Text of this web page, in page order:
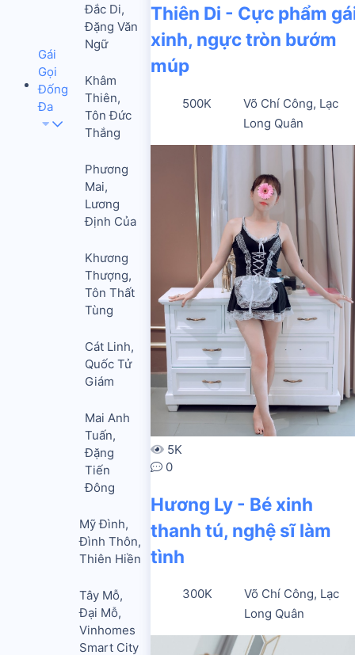
Gái
Gọi
Đống
Đa
Đắc Di,
Đặng Văn
Ngữ
Khâm
Thiên,
Tôn Đức
Thắng
Phương
Mai,
Lương
Định Của
Khương
Thượng,
Tôn Thất
Tùng
Cát Linh,
Quốc Tử
Giám
Mai Anh
Tuấn,
Đặng
Tiến
Đông
Mỹ Đình,
Đình Thôn,
Thiên Hiền
Tây Mỗ,
Đại Mỗ,
Vinhomes
Smart City
Thiên Di - Cực phẩm
xinh, ngực tròn bướm
múp
500K
Võ Chí Công, Lạc
Long Quân
5K
0
Hương Ly - Bé xinh
thanh tú, nghệ sĩ làm
tình
300K
Võ Chí Công, Lạc
Long Quân